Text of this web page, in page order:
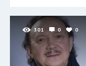
301 0 0